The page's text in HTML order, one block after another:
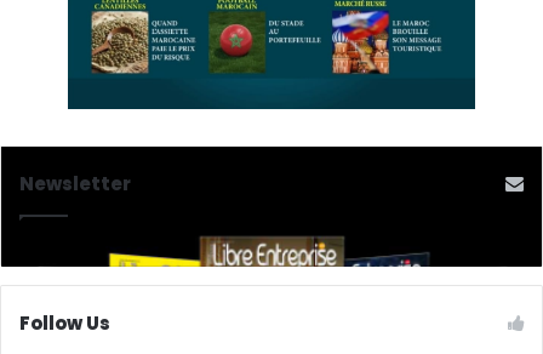
Newsletter
Follow Us